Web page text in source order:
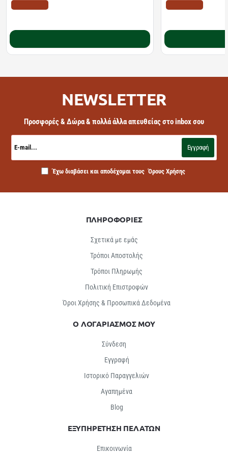
NEWSLETTER
Προσφορές & Δώρα & πολλά άλλα απευθείας στο inbox σου
E-
mail...
Εγγραφή
Έχω διαβάσει και αποδέχομαι τους Όρους Χρήσης
ΠΛΗΡΟΦΟΡΙΕΣ
Σχετικά με εμάς
Τρόποι Αποστολής
Τρόποι Πληρωμής
Πολιτική Επιστροφών
Όροι Χρήσης & Προσωπικά Δεδομένα
Ο ΛΟΓΑΡΙΑΣΜΟΣ ΜΟΥ
Σύνδεση
Εγγραφή
Ιστορικό Παραγγελιών
Αγαπημένα
Βlog
ΕΞΥΠΗΡΕΤΗΣΗ ΠΕΛΑΤΩΝ
Επικοινωνία